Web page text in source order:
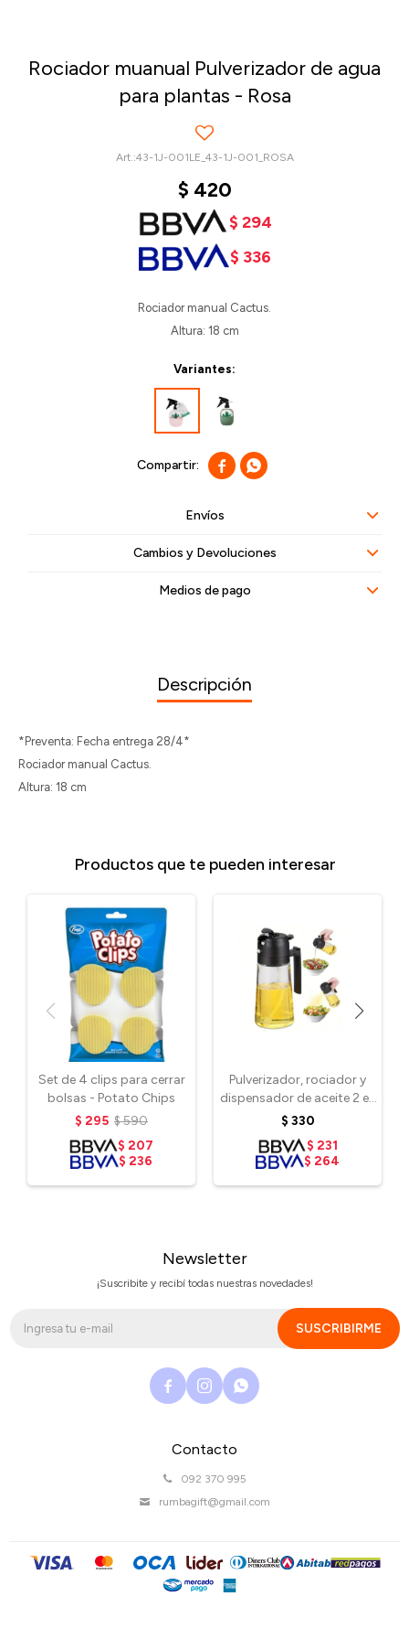
Rociador muanual Pulverizador de agua
para plantas - Rosa
43-1J-001LE_43-1J-001_ROSA
$ 420
$ 294
$ 336
Rociador manual Cactus.
Altura: 18 cm
Variantes:
 
Envíos
Cambios y Devoluciones
Medios de pago
Descripción
*Preventa: Fecha entrega 28/4*
Rociador manual Cactus.
Altura: 18 cm
Productos que te pueden interesar
Set de 4 clips para cerrar
bolsas - Potato Chips
$ 295 $590
$ 207
$ 236
Pulverizador, rociador y
dispensador de aceite 2 en
1
$ 330
$ 231
$ 264
Contacto
092 370 995
rumbagift@gmail.com
Newsletter
¡Suscribite y recibí todas nuestras novedades!
SUSCRIBIRME
  